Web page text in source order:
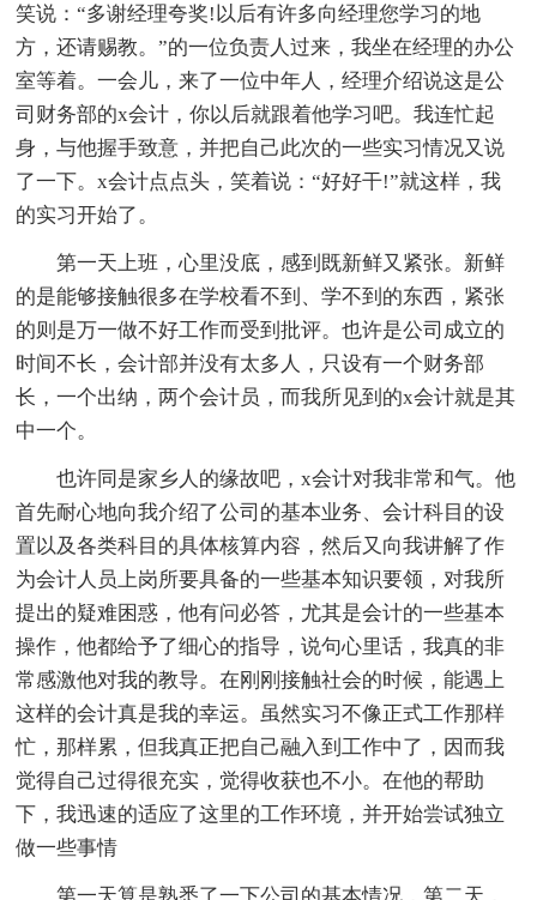
笑说：“多谢经理夸奖!以后有许多向经理您学习的地
方，还请赐教。”的一位负责人过来，我坐在经理的办公
室等着。一会儿，来了一位中年人，经理介绍说这是公
司财务部的x会计，你以后就跟着他学习吧。我连忙起
身，与他握手致意，并把自己此次的一些实习情况又说
了一下。x会计点点头，笑着说：“好好干!”就这样，我
的实习开始了。
第一天上班，心里没底，感到既新鲜又紧张。新鲜
的是能够接触很多在学校看不到、学不到的东西，紧张
的则是万一做不好工作而受到批评。也许是公司成立的
时间不长，会计部并没有太多人，只设有一个财务部
长，一个出纳，两个会计员，而我所见到的x会计就是其
中一个。
也许同是家乡人的缘故吧，x会计对我非常和气。他
首先耐心地向我介绍了公司的基本业务、会计科目的设
置以及各类科目的具体核算内容，然后又向我讲解了作
为会计人员上岗所要具备的一些基本知识要领，对我所
提出的疑难困惑，他有问必答，尤其是会计的一些基本
操作，他都给予了细心的指导，说句心里话，我真的非
常感激他对我的教导。在刚刚接触社会的时候，能遇上
这样的会计真是我的幸运。虽然实习不像正式工作那样
忙，那样累，但我真正把自己融入到工作中了，因而我
觉得自己过得很充实，觉得收获也不小。在他的帮助
下，我迅速的适应了这里的工作环境，并开始尝试独立
做一些事情
第一天算是熟悉了一下公司的基本情况，第二天，